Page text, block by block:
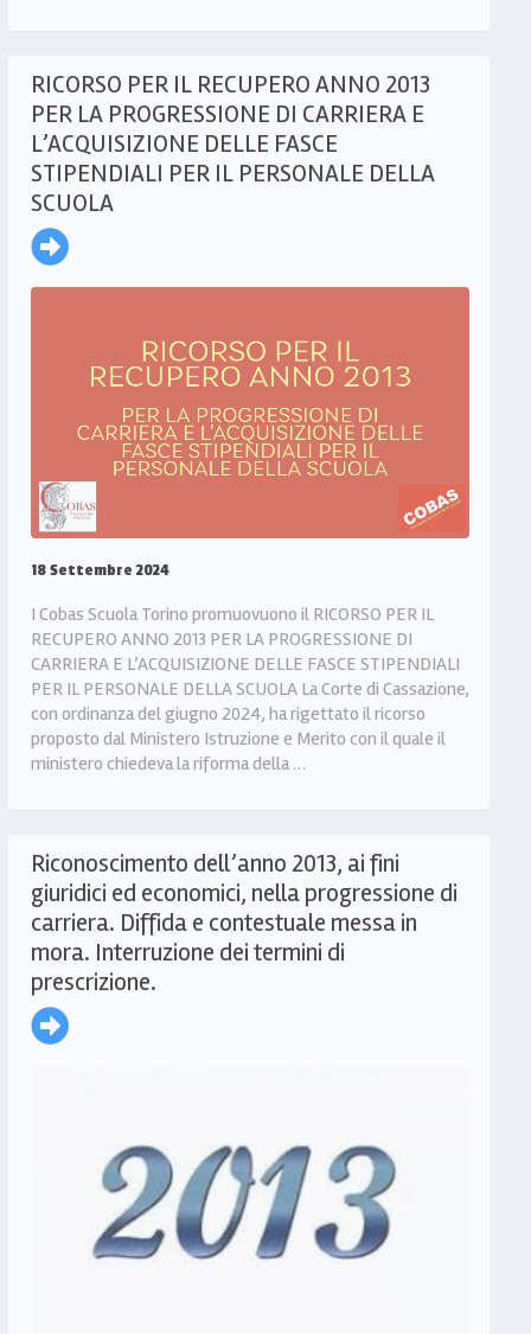
RICORSO PER IL RECUPERO ANNO 2013
PER LA PROGRESSIONE DI CARRIERA E
L’ACQUISIZIONE DELLE FASCE
STIPENDIALI PER IL PERSONALE DELLA
SCUOLA
18 Settembre 2024
I Cobas Scuola Torino promuovuono il RICORSO PER IL
RECUPERO ANNO 2013 PER LA PROGRESSIONE DI
CARRIERA E L’ACQUISIZIONE DELLE FASCE STIPENDIALI
PER IL PERSONALE DELLA SCUOLA La Corte di Cassazione,
con ordinanza del giugno 2024, ha rigettato il ricorso
proposto dal Ministero Istruzione e Merito con il quale il
ministero chiedeva la riforma della …
Riconoscimento dell’anno 2013, ai fini
giuridici ed economici, nella progressione di
carriera. Diffida e contestuale messa in
mora. Interruzione dei termini di
prescrizione.